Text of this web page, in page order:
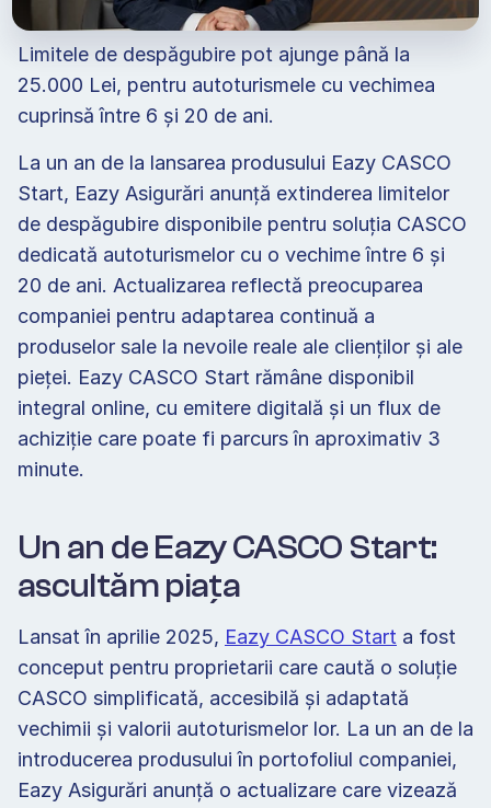
Limitele de despăgubire pot ajunge până la
25.000 Lei, pentru autoturismele cu vechimea
cuprinsă între 6 şi 20 de ani.
La un an de la lansarea produsului Eazy CASCO
Start, Eazy Asigurări anunță extinderea limitelor
de despăgubire disponibile pentru soluția CASCO
dedicată autoturismelor cu o vechime între 6 și
20 de ani. Actualizarea reflectă preocuparea
companiei pentru adaptarea continuă a
produselor sale la nevoile reale ale clienților și ale
pieței. Eazy CASCO Start rămâne disponibil
integral online, cu emitere digitală și un flux de
achiziție care poate fi parcurs în aproximativ 3
minute.
Un an de Eazy CASCO Start:
ascultăm piața
Lansat în aprilie 2025, Eazy CASCO Start a fost
conceput pentru proprietarii care caută o soluție
CASCO simplificată, accesibilă și adaptată
vechimii și valorii autoturismelor lor. La un an de la
introducerea produsului în portofoliul companiei,
Eazy Asigurări anunță o actualizare care vizează